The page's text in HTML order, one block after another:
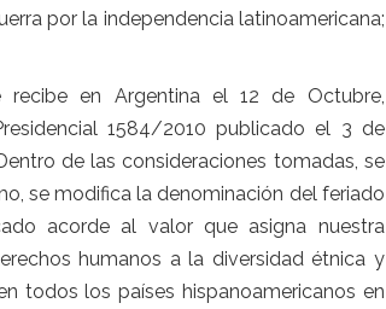
por la independencia latinoamericana;
en Argentina el 12 de Octubre,
1584/2010 publicado el 3 de
de las consideraciones tomadas, se
se modifica la denominación del feriado
acorde al valor que asigna nuestra
humanos a la diversidad étnica y
todos los países hispanoamericanos en